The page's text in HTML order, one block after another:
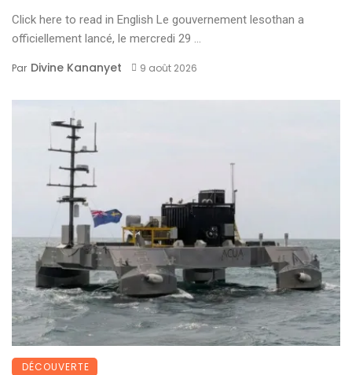
Click here to read in English Le gouvernement lesothan a
officiellement lancé, le mercredi 29 ...
Par Divine Kananyet 9 août 2026
DÉCOUVERTE